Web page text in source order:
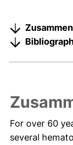
For over 60
several